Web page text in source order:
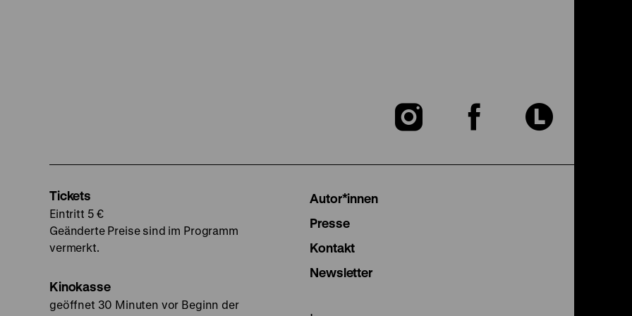
Zu
Zu
Zu
Tickets
Eintritt 5 €
Geänderte Preise sind im Programm
vermerkt.
Kinokasse
geöffnet 30 Minuten vor Beginn der
Autor*innen
Presse
Kontakt
Newsletter